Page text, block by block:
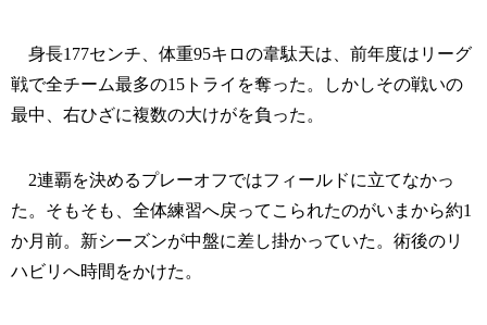
身長177センチ、体重95キロの韋駄天は、前年度はリーグ
戦で全チーム最多の15トライを奪った。しかしその戦いの
最中、右ひざに複数の大けがを負った。
2連覇を決めるプレーオフではフィールドに立てなかっ
た。そもそも、全体練習へ戻ってこられたのがいまから約1
か月前。新シーズンが中盤に差し掛かっていた。術後のリ
ハビリへ時間をかけた。